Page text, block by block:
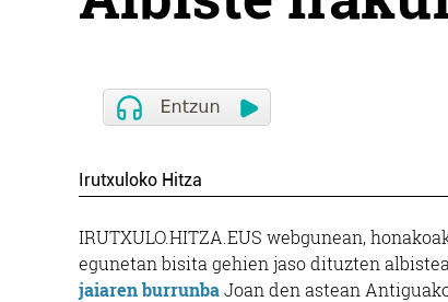
Irutxuloko Hitza
IRUTXULO.HITZA.EUS webgunean,
egunetan bisita gehien jaso dituzten
jaiaren burrunbaJoan den astean